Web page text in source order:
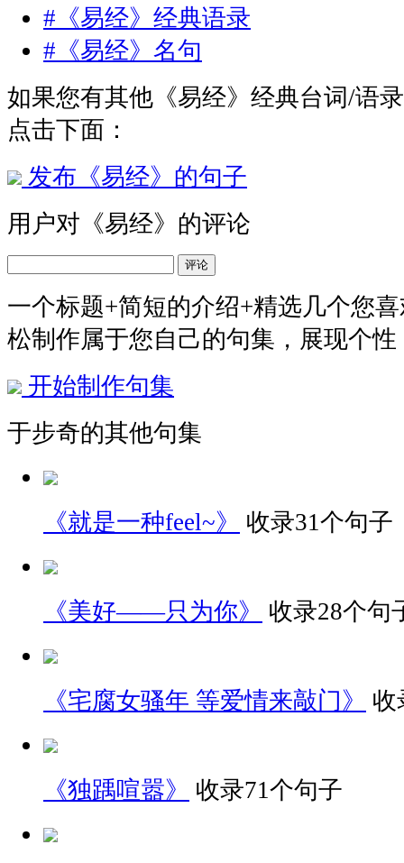
#《易经》经典语录
#《易经》名句
如果您有其他《易经》经典台词/语
点击下面：
发布《易经》的句子
用户对《易经》的评论
评论
一个标题+简短的介绍+精选几个您
松制作属于您自己的句集，展现个
开始制作句集
于步奇的其他句集
《就是一种feel~》 收录31个句子
《美好——只为你》 收录28个句
《宅腐女骚年 等爱情来敲门》 收
《独踽喧嚣》 收录71个句子